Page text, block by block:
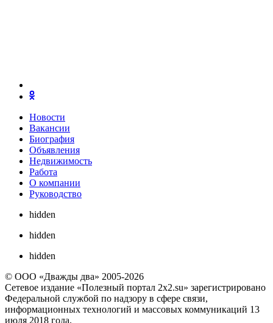
Новости
Вакансии
Биография
Объявления
Недвижимость
Работа
О компании
Руководство
hidden
hidden
hidden
© ООО «Дважды два» 2005-2026
Сетевое издание «Полезный портал 2x2.su» зарегистрировано
Федеральной службой по надзору в сфере связи,
информационных технологий и массовых коммуникаций 13
июля 2018 года.